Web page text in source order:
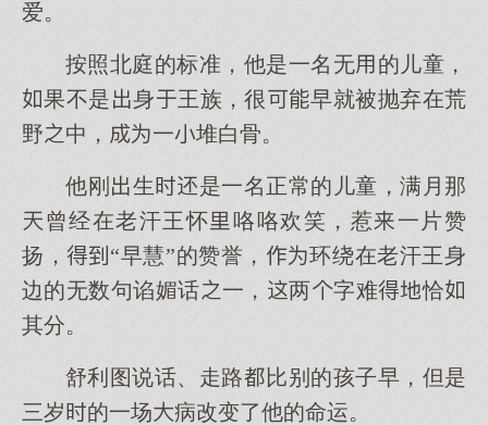
爱。
按照北庭的标准，他是一名无的儿童，
果不是身王族，很早就被抛弃在荒
野中，一堆白骨。
他刚生是一名正常的儿童，满月那
曾经在老汗王怀咯咯欢笑，惹一片赞
扬，“早慧”的赞誉，环绕在老汗王身
边的无数句谄媚话一，两字难恰
其分。
舒利图说话、走路比别的孩子早，但是
三岁的一场病改变了他的命运。